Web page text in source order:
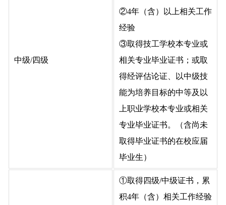
中级/四级
②4年（含）以上相关工作
经验
③取得技工学校本专业或
相关专业毕业证书；或取
得经评估论证、以中级技
能为培养目标的中等及以
上职业学校本专业或相关
专业毕业证书。（含尚未
取得毕业证书的在校应届
毕业生）
①取得四级/中级证书，累
积4年（含）相关工作经验